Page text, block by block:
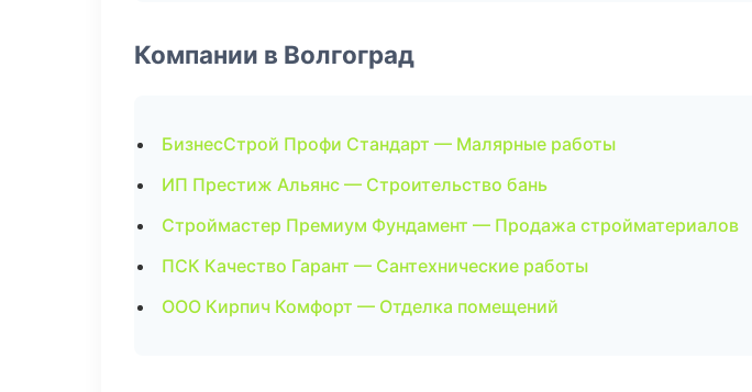
Компании в Волгоград
БизнесСтрой Профи Стандарт — Малярные работы
ИП Престиж Альянс — Строительство бань
Строймастер Премиум Фундамент — Продажа стройматериалов
ПСК Качество Гарант — Сантехнические работы
ООО Кирпич Комфорт — Отделка помещений